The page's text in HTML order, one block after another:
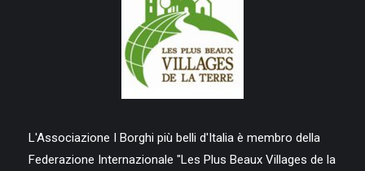
L'Associazione I Borghi più belli d'Italia è membro della
Federazione Internazionale "Les Plus Beaux Villages de la